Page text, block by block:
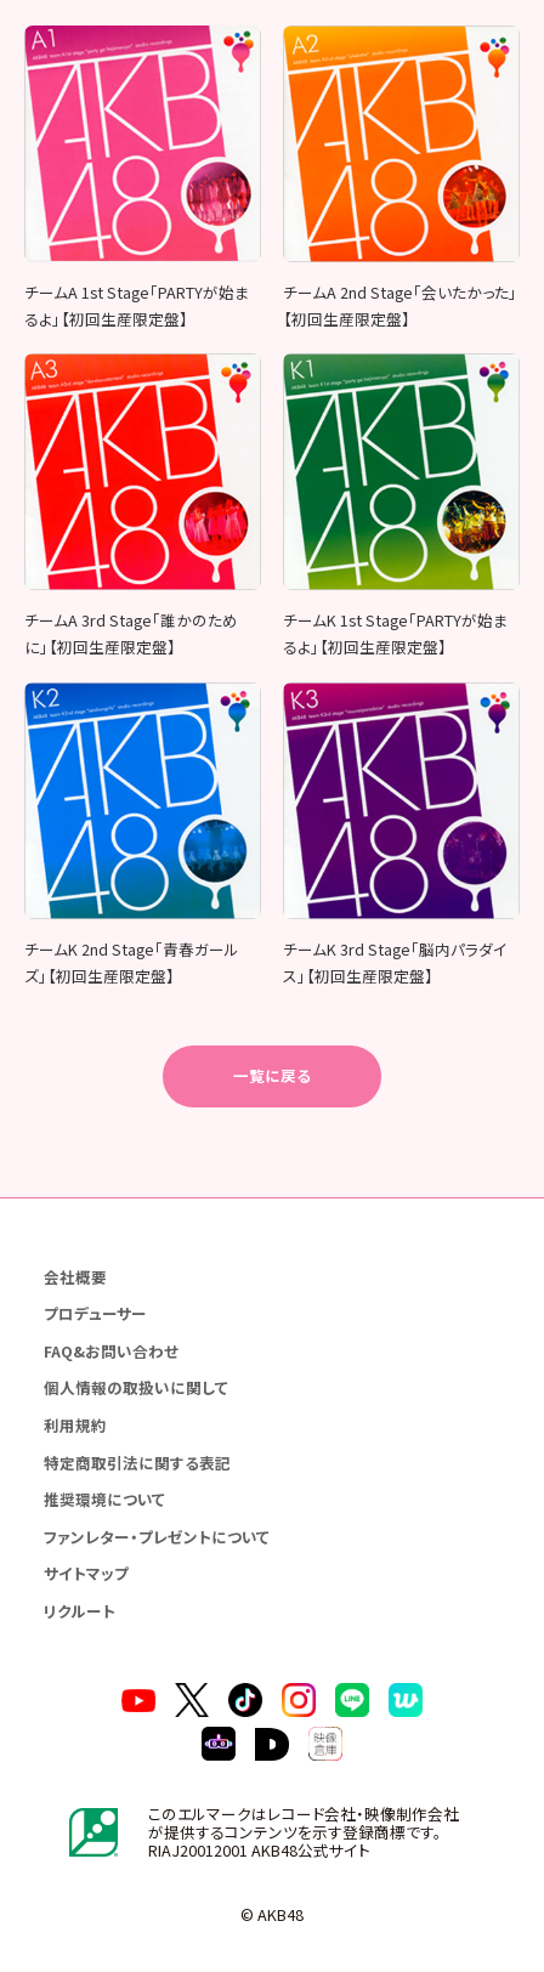
チームA 1st Stage「PARTYが始ま
るよ」【初回生産限定盤】
チームA 2nd Stage「会いたかった」
【初回生産限定盤】
チームA 3rd Stage「誰かのため
に」【初回生産限定盤】
チームK 1st Stage「PARTYが始ま
るよ」【初回生産限定盤】
チームK 2nd Stage「青春ガール
ズ」【初回生産限定盤】
チームK 3rd Stage「脳内パラダイ
ス」【初回生産限定盤】
一覧に戻る
会社概要
プロデューサー
FAQ&お問い合わせ
個人情報の取扱いに関して
利用規約
特定商取引法に関する表記
推奨環境について
ファンレター・プレゼントについて
サイトマップ
リクルート
このエルマークはレコード会社・映像制作会社
が提供するコンテンツを示す登録商標です。
RIAJ20012001 AKB48公式サイト
© AKB48